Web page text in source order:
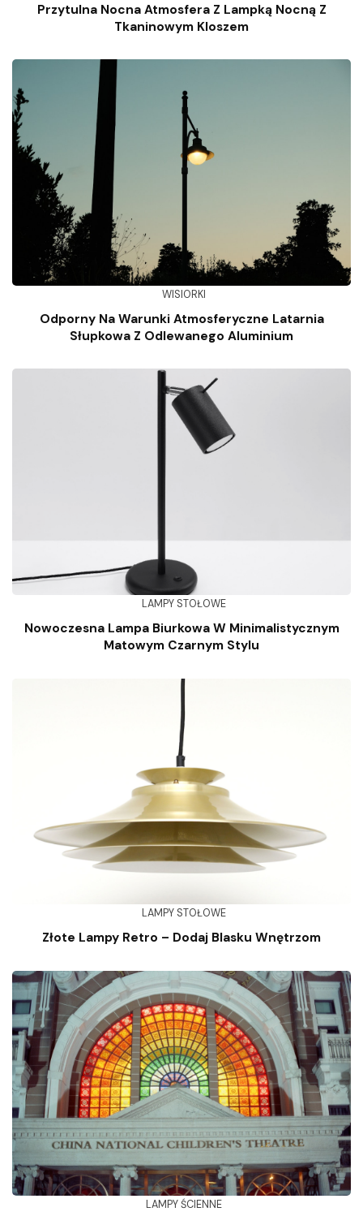
Przytulna Nocna Atmosfera Z Lampką Nocną Z
Tkaninowym Kloszem
WISIORKI
Odporny Na Warunki Atmosferyczne Latarnia
Słupkowa Z Odlewanego Aluminium
LAMPY STOŁOWE
Nowoczesna Lampa Biurkowa W Minimalistycznym
Matowym Czarnym Stylu
LAMPY STOŁOWE
Złote Lampy Retro – Dodaj Blasku Wnętrzom
LAMPY ŚCIENNE